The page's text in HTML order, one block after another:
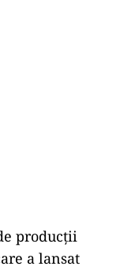
producţii
a lansat